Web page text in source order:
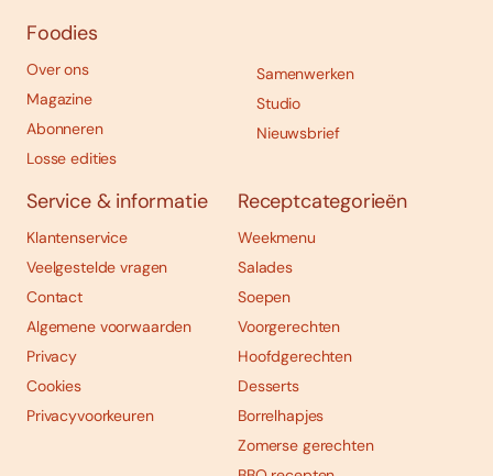
Foodies
Over ons
Magazine
Abonneren
Losse edities
Samenwerken
Studio
Nieuwsbrief
Service & informatie
Klantenservice
Veelgestelde vragen
Contact
Algemene voorwaarden
Privacy
Cookies
Privacyvoorkeuren
Receptcategorieën
Weekmenu
Salades
Soepen
Voorgerechten
Hoofdgerechten
Desserts
Borrelhapjes
Zomerse gerechten